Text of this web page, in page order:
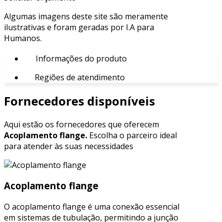
Algumas imagens deste site são meramente
ilustrativas e foram geradas por I.A para
Humanos.
Informações do produto
Regiões de atendimento
Fornecedores disponíveis
Aqui estão os fornecedores que oferecem
Acoplamento flange. Escolha o parceiro ideal
para atender às suas necessidades
Acoplamento flange
O acoplamento flange é uma conexão essencial
em sistemas de tubulação, permitindo a junção